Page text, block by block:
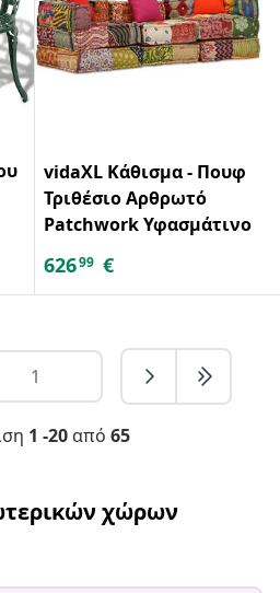
vidaXL Κάθισμα - Πουφ
Τριθέσιο Αρθρωτό
Patchwork Υφασμάτινο
62699 €
1 -20από 65
χώρων